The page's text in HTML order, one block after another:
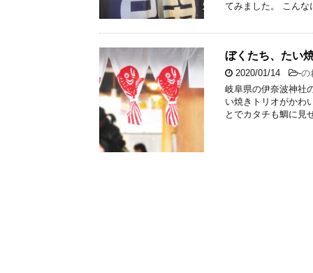
てみました。 こん
ぼくたち、たい
2020/01/14 -の
岐阜県の伊奈波神社
い焼きトリオがかわ
とでカタチも鯛に見